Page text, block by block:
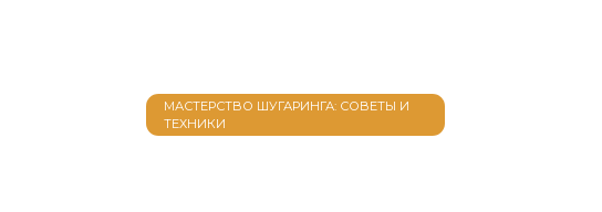
МАСТЕРСТВО ШУГАРИНГА: СОВЕТЫ И
ТЕХНИКИ